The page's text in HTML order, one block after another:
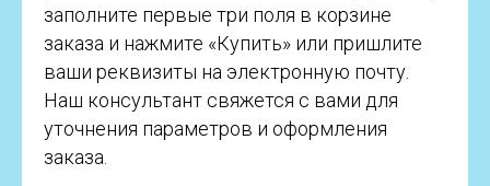
заполните первые три поля в корзине
заказа и нажмите «Купить» или пришлите
ваши реквизиты на электронную почту.
Наш консультант свяжется с вами для
уточнения параметров и оформления
заказа.